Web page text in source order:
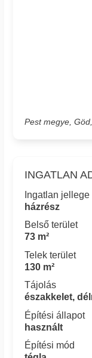
Pest megye,
INGATLAN
Ingatlan jellege
házrész
Belső terület
73 m²
Telek terület
130 m²
Tájolás
északkelet,
Építési állapot
használt
Építési mód